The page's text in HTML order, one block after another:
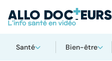
Santé Bien-être